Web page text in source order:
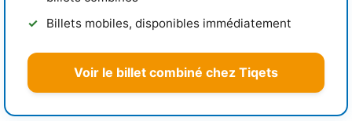
Billets mobiles, disponibles immédiatement
Voir le billet combiné chez Tiqets